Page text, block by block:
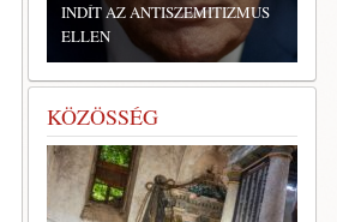
INDÍT AZ ANTISZEMITIZMUS
ELLEN
KÖZÖSSÉG